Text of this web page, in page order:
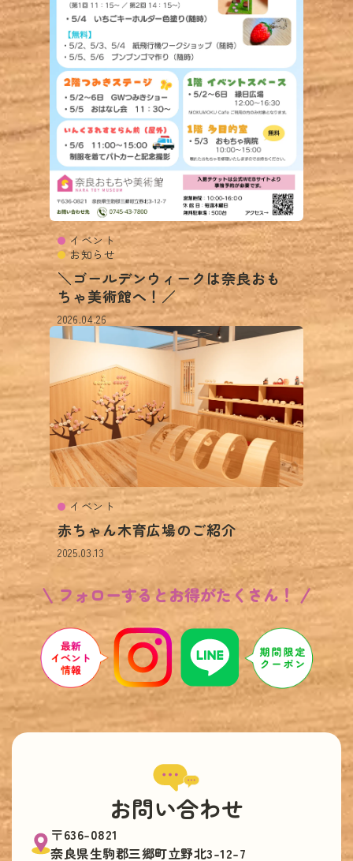
イベント
お知らせ
＼ゴールデンウィークは奈良おも
ちゃ美術館へ！／
2026.04.26
イベント
赤ちゃん木育広場のご紹介
2025.03.13
フォローするとお得がたくさん！
お問い合わせ
〒636-0821
奈良県生駒郡三郷町立野北3-12-7